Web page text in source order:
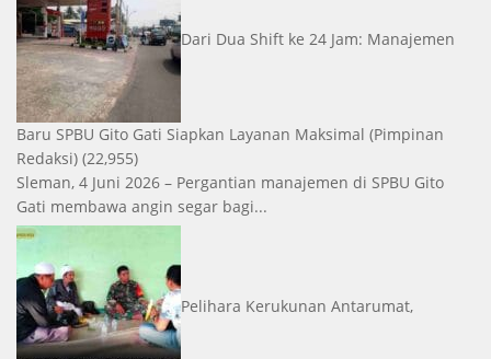
Dari Dua Shift ke 24 Jam: Manajemen
Baru SPBU Gito Gati Siapkan Layanan Maksimal (Pimpinan
Redaksi) (22,955)
Sleman, 4 Juni 2026 – Pergantian manajemen di SPBU Gito
Gati membawa angin segar bagi...
Pelihara Kerukunan Antarumat,